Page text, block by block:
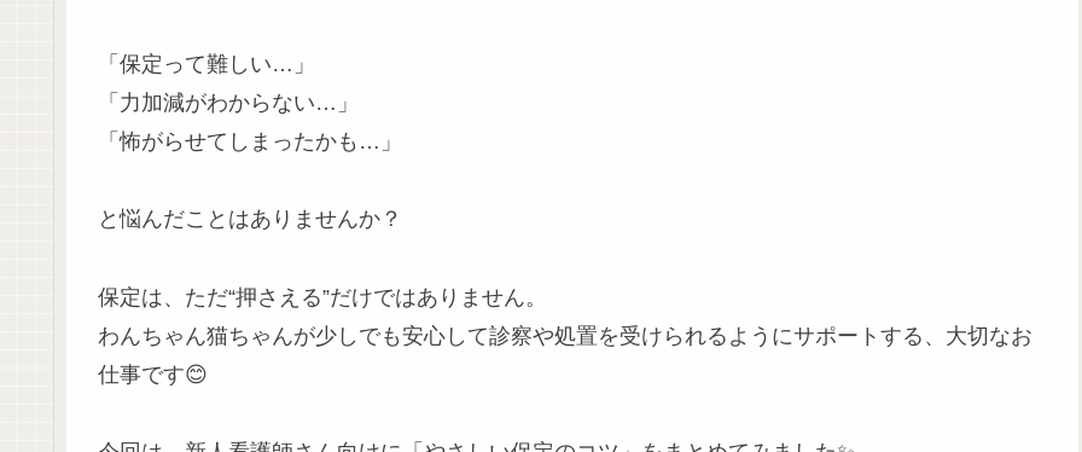
「保定って難しい…」
「力加減がわからない…」
「怖がらせてしまったかも…」
と悩んだことはありませんか？
保定は、ただ“押さえる”だけではありません。
わんちゃん猫ちゃんが少しでも安心して診察や処置を受けられるようにサポートする、大切なお
仕事です😊